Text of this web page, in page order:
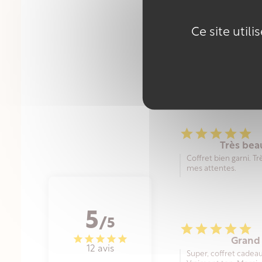
Ce site
5/5
12 avis

Très
Coffret bien garni.
mes attentes.

Super, coffret